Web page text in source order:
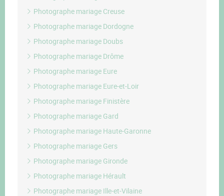
Photographe mariage Creuse
Photographe mariage Dordogne
Photographe mariage Doubs
Photographe mariage Drôme
Photographe mariage Eure
Photographe mariage Eure-et-Loir
Photographe mariage Finistère
Photographe mariage Gard
Photographe mariage Haute-Garonne
Photographe mariage Gers
Photographe mariage Gironde
Photographe mariage Hérault
Photographe mariage Ille-et-Vilaine